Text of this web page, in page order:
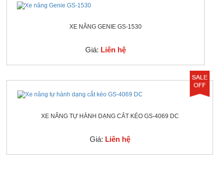
XE NÂNG GENIE GS-1530
Giá: Liên hệ
XE NÂNG TỰ HÀNH DẠNG CẮT KÉO GS-4069 DC
Giá: Liên hệ